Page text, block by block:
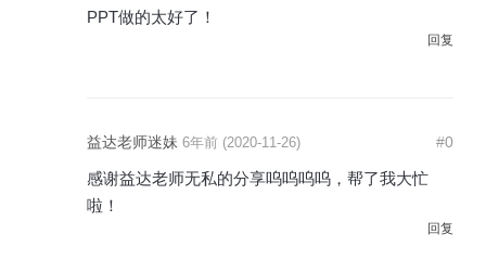
PPT做的太好了！
回复
益达老师迷妹 6年前 (2020-11-26) #0
感谢益达老师无私的分享呜呜呜呜，帮了我大忙
啦！
回复